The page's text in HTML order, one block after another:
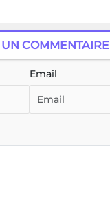
UN COMMENTAIRE
Email